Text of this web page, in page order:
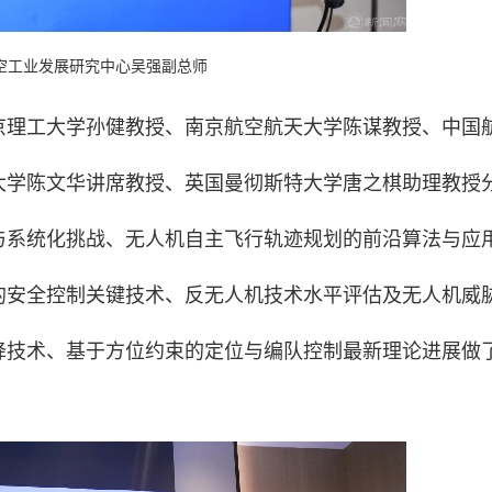
工业发展研究中心吴强副总师
工大学孙健教授、南京航空航天大学陈谋教授、中国
陈文华讲席教授、英国曼彻斯特大学唐之棋助理教授
统化挑战、无人机自主飞行轨迹规划的前沿算法与应
全控制关键技术、反无人机技术水平评估及无人机威
术、基于方位约束的定位与编队控制最新理论进展做